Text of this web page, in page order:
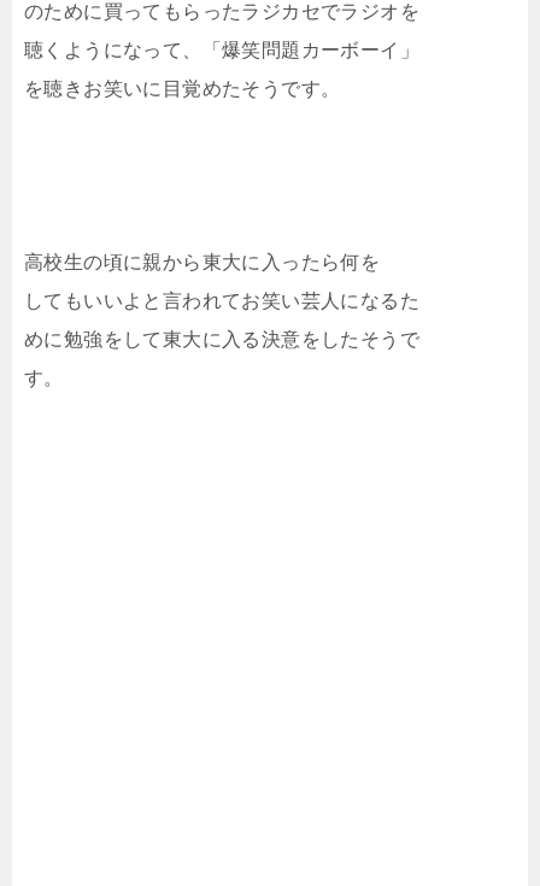
のために買ってもらったラジカセでラジオを
聴くようになって、「爆笑問題カーボーイ」
を聴きお笑いに目覚めたそうです。
高校生の頃に親から東大に入ったら何を
してもいいよと言われてお笑い芸人になるた
めに勉強をして東大に入る決意をしたそうで
す。